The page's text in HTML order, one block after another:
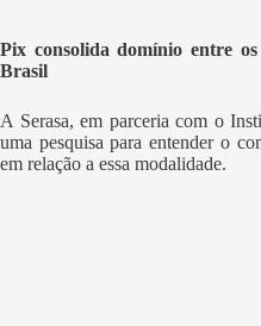
Pix consolida domínio entre
Brasil
A Serasa, em parceria com o
uma pesquisa para entender o
em relação a essa modalidade.